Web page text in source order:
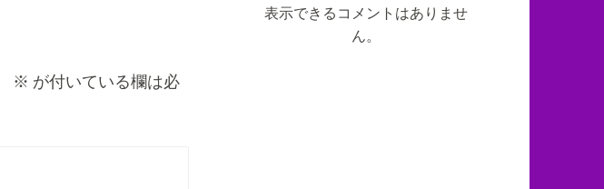
※ が付いている欄は必
表示できるコメントはありませ
ん。